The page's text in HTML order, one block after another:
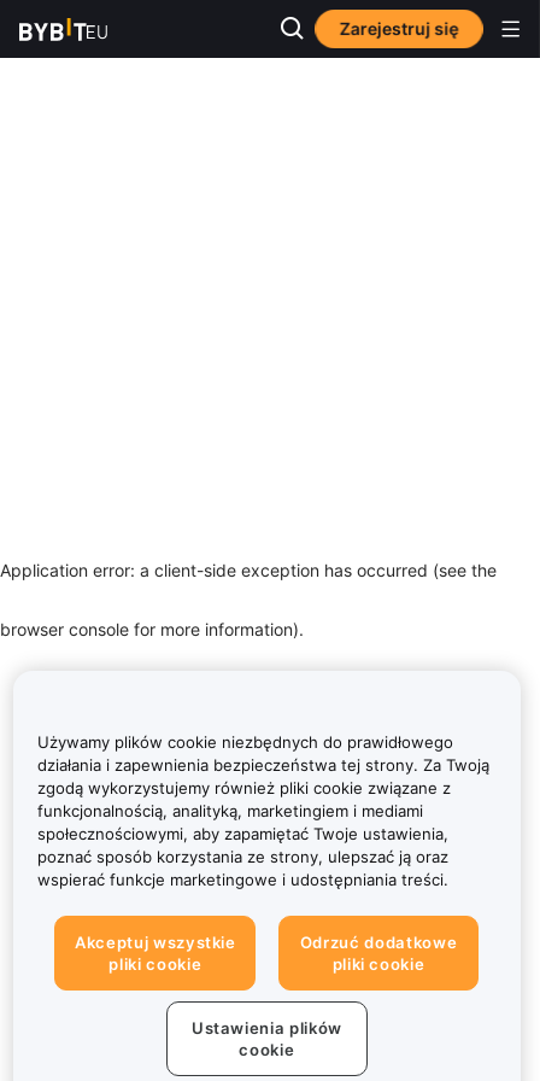
Zarejestruj się
Application error: a client-side exception has occurred (see the
browser console for more information).
Używamy plików cookie niezbędnych do prawidłowego
działania i zapewnienia bezpieczeństwa tej strony. Za Twoją
zgodą wykorzystujemy również pliki cookie związane z
funkcjonalnością, analityką, marketingiem i mediami
społecznościowymi, aby zapamiętać Twoje ustawienia,
poznać sposób korzystania ze strony, ulepszać ją oraz
wspierać funkcje marketingowe i udostępniania treści.
Akceptuj wszystkie
pliki cookie
Odrzuć dodatkowe
pliki cookie
Ustawienia plików
cookie